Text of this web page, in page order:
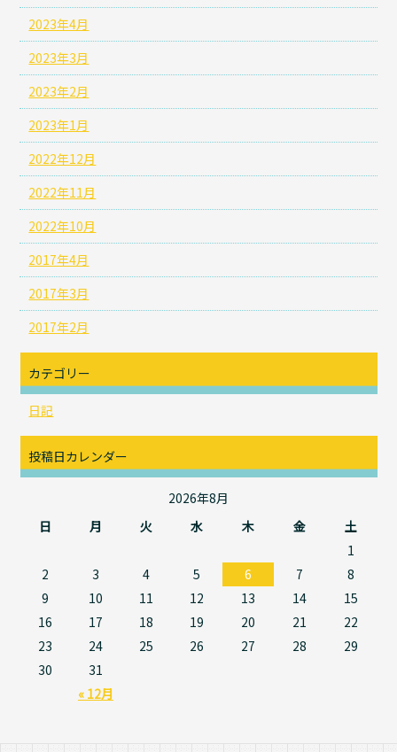
2023年4月
2023年3月
2023年2月
2023年1月
2022年12月
2022年11月
2022年10月
2017年4月
2017年3月
2017年2月
カテゴリー
日記
投稿日カレンダー
2026年8月
日
月 火 水 木 金 土
« 12月
1
2
3 4 5 6 7
8
9
10 11 12 13 14
15
16
17 18 19 20 21
22
23
24 25 26 27 28
29
30
31